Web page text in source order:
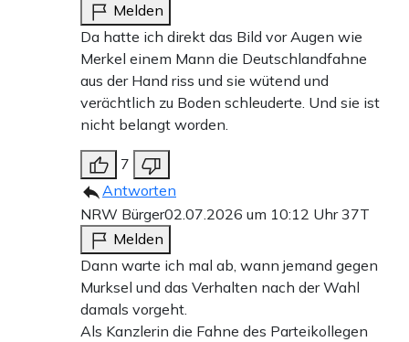
Melden
Da hatte ich direkt das Bild vor Augen wie
Merkel einem Mann die Deutschlandfahne
aus der Hand riss und sie wütend und
verächtlich zu Boden schleuderte. Und sie ist
nicht belangt worden.
7
Antworten
NRW Bürger02.07.2026 um 10:12 Uhr37T
Melden
Dann warte ich mal ab, wann jemand gegen
Murksel und das Verhalten nach der Wahl
damals vorgeht.
Als Kanzlerin die Fahne des Parteikollegen